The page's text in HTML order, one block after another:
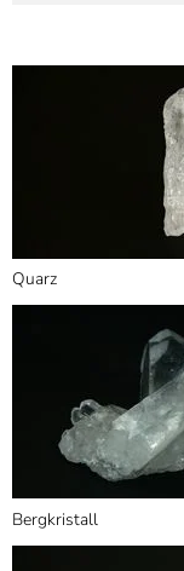
Quarz
Bergkristall